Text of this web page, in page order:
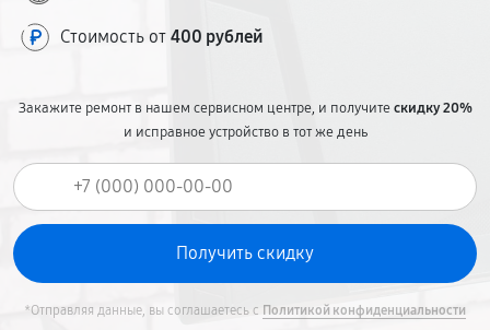
Стоимость от 400 рублей
Закажите ремонт в нашем сервисном центре, и получитескидку 20%
и исправное устройство в тот же день
*Отправляя данные, вы соглашаетесь с Политикой конфиденциальности